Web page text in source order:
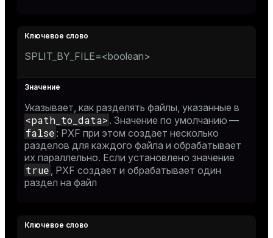
SPLIT_BY_FILE=<boolean>
Указывает, как разделять файлы, указанные в
<path_to_data> . Значение по умолчанию —
false : PXF при этом создает несколько
разделов для каждого файла и обрабатывает
их параллельно. Если установлено значение
true , PXF создает и обрабатывает один
раздел на файл